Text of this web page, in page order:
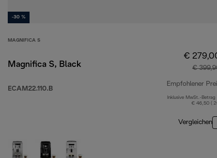
-30 %
MAGNIFICA S
Magnifica S, Black
ECAM22.110.B
€
€
Empfohlener
Inklusive MwSt.-Betrag
€ 46,50 (
Vergleichen